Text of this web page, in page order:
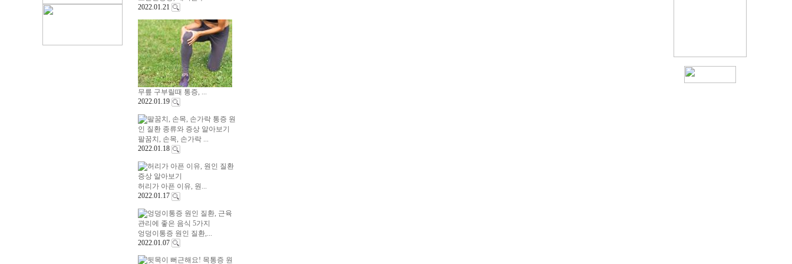
2022.01.21
무릎 구부릴때 통증, ...
2022.01.19
팔꿈치, 손목, 손가락 ...
2022.01.18
허리가 아픈 이유, 원...
2022.01.17
엉덩이통증 원인 질환,...
2022.01.07